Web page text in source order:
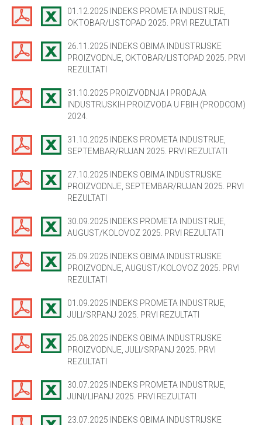
01.12.2025 INDEKS PROMETA INDUSTRIJE,
OKTOBAR/LISTOPAD 2025. PRVI REZULTATI
26.11.2025 INDEKS OBIMA INDUSTRIJSKE
PROIZVODNJE, OKTOBAR/LISTOPAD 2025. PRVI
REZULTATI
31.10.2025 PROIZVODNJA I PRODAJA
INDUSTRIJSKIH PROIZVODA U FBIH (PRODCOM)
2024.
31.10.2025 INDEKS PROMETA INDUSTRIJE,
SEPTEMBAR/RUJAN 2025. PRVI REZULTATI
27.10.2025 INDEKS OBIMA INDUSTRIJSKE
PROIZVODNJE, SEPTEMBAR/RUJAN 2025. PRVI
REZULTATI
30.09.2025 INDEKS PROMETA INDUSTRIJE,
AUGUST/KOLOVOZ 2025. PRVI REZULTATI
25.09.2025 INDEKS OBIMA INDUSTRIJSKE
PROIZVODNJE, AUGUST/KOLOVOZ 2025. PRVI
REZULTATI
01.09.2025 INDEKS PROMETA INDUSTRIJE,
JULI/SRPANJ 2025. PRVI REZULTATI
25.08.2025 INDEKS OBIMA INDUSTRIJSKE
PROIZVODNJE, JULI/SRPANJ 2025. PRVI
REZULTATI
30.07.2025 INDEKS PROMETA INDUSTRIJE,
JUNI/LIPANJ 2025. PRVI REZULTATI
23.07.2025 INDEKS OBIMA INDUSTRIJSKE